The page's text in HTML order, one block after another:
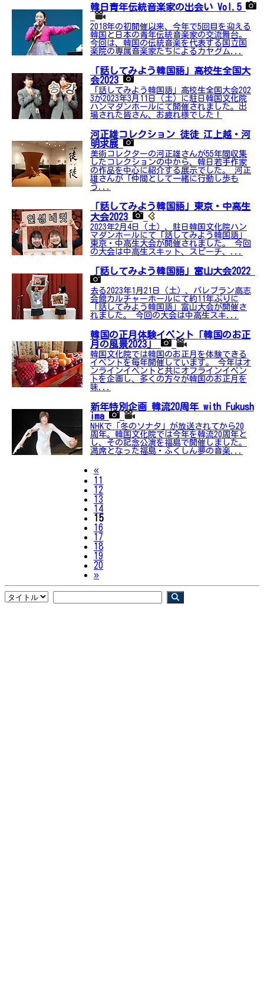
韓日青年伝統音楽家の出会い Vol.5
2018年の初開催以来、今年で5回目を迎える
韓国と日本の青年伝統音楽家の交流舞台。
今回は、韓国の伝統音楽を代表する国立国
楽院の専属音楽家たちによるカヤグム...
「話してみよう韓国語」高校生全国大
会2023
「話してみよう韓国語」高校生全国大会202
3が2023年3月11日（土）に駐日韓国文化院
ハンマダンホールにて開催されました。出
場された皆さん、お疲れ様でした！
河正雄コレクション 徒徒 江上越・河
明求展
美術コレクターの河正雄さんが55年間収集
したコレクションの中から、韓日若手作家
の作品を中心に紹介する展示でした。 河正
雄さんが「仲間として一緒に行動し歩も
う...
「話してみよう韓国語」東京・中高生
大会2023
2023年2月4日（土）、駐日韓国文化院ハン
マダンホールにて「話してみよう韓国語」
東京・中高生大会が開催されました。 今回
の大会は中高生スキット、スピーチ、...
「話してみよう韓国語」富山大会2022
去る2023年1月21日（土）、パレブラン高志
会館カルチャーホールにて約11年ぶりに
「話してみよう韓国語」富山大会が開催さ
れました。 今回の大会は中高生スキ...
韓国の正月体験イベント「韓国のお正
月の風景2023」
韓国文化院では韓国のお正月を体験できる
イベントを毎年開催しています。 今年はオ
ンラインイベントと共にオフラインイベン
トを企画し、多くの方々が韓国のお正月を
味...
新年特別企画 韓流20周年 with Fukush
ima
NHKで「冬のソナタ」が放送されてから20
周年。韓国文化院では今年を韓流20周年と
し、その記念公演を福島で開催しました。
満席となった福島・ふくしん夢の音楽...
«Previous
11
12
13
14
15
16
17
18
19
20
»Next